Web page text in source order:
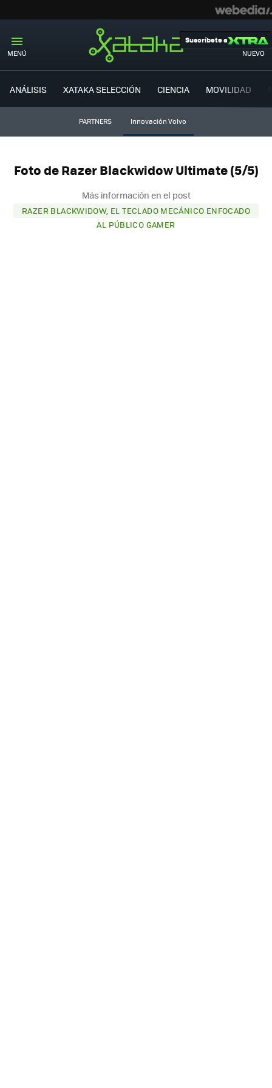
MENÚ NUEVO
Suscríbete a
ANÁLISIS XATAKA SELECCIÓN CIENCIA MOVILIDAD
PARTNERS Innovación Volvo
Foto de Razer Blackwidow Ultimate (5/5)
Más información en el post
RAZER BLACKWIDOW, EL TECLADO MECÁNICO ENFOCADO
AL PÚBLICO GAMER